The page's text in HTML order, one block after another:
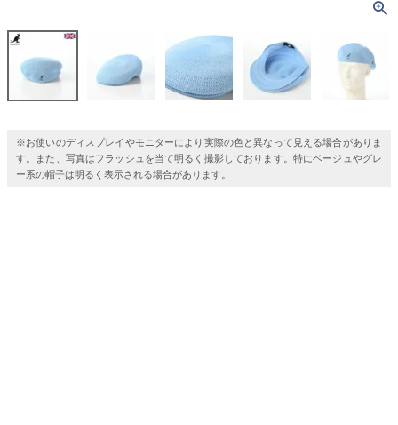
※お使いのディスプレイやモニターにより実際の色と異なって見える場合がありま
す。また、写真はフラッシュを当て明るく撮影しております。特にベージュやグレ
ー系の帽子は明るく表示される場合があります。